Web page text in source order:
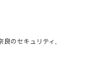
良のセキュリティ